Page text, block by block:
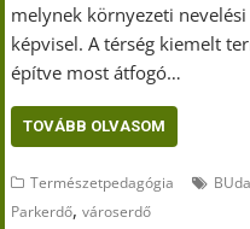
melynek környezeti
képvisel. A térség kiemelt
építve most átfogó…
TOVÁBB OLVASOM
Természetpedagógia
Parkerdő,városerdő